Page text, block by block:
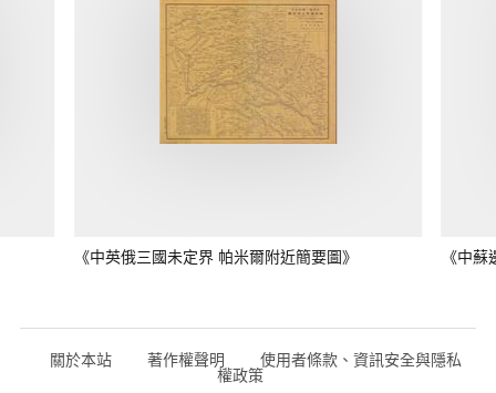
《中英俄三國未定界 帕米爾附近簡要圖》 《中
關於本站 著作權聲明 使用者條款、資訊安全與隱私
權政策